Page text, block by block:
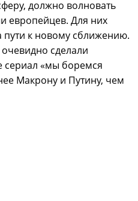
должно волновать
европейцев. Для них
к новому сближению.
сделали
«мы боремся
Макрону и Путину, чем